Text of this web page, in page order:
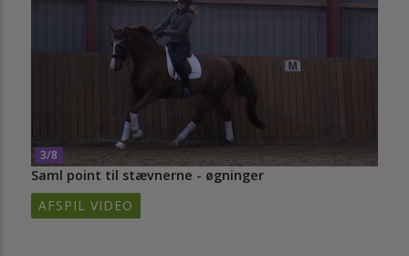
3/8
Saml point til stævnerne - øgninger
AFSPIL VIDEO